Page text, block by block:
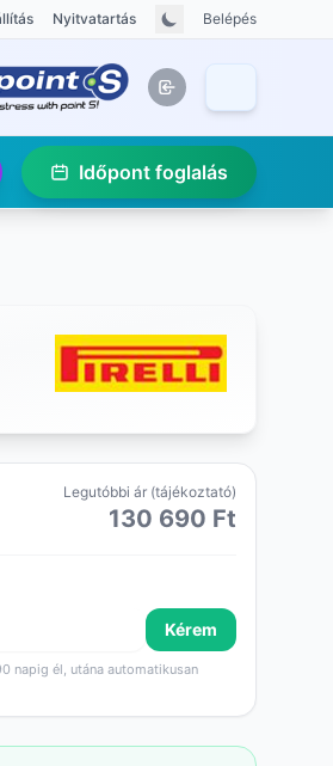
Nyitvatartás Belépés
Időpont foglalás
Legutóbbi ár (tájékoztató)
130 690 Ft
Kérem
napig él, utána automatikusan